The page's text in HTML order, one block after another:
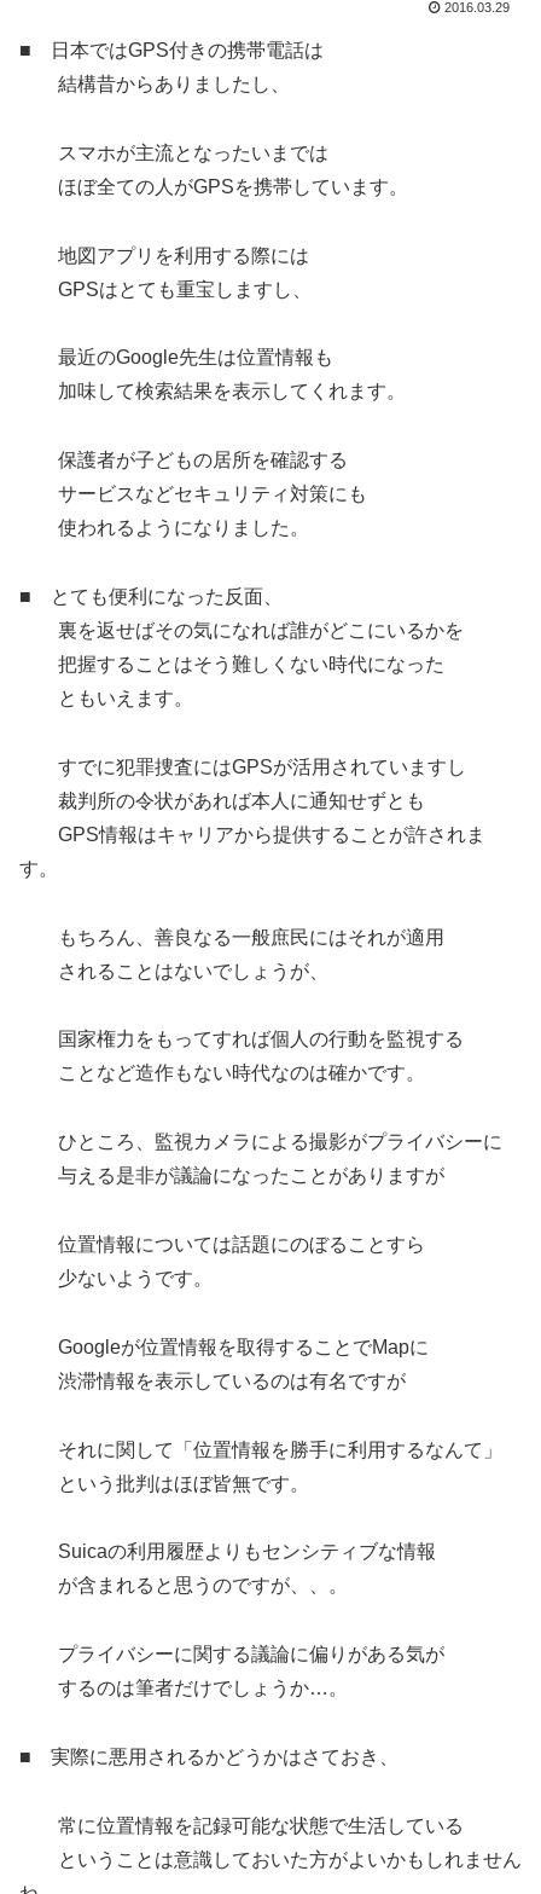
2016.03.29
■ 日本ではGPS付きの携帯電話は
結構昔からありましたし、
スマホが主流となったいまでは
ほぼ全ての人がGPSを携帯しています。
地図アプリを利用する際には
GPSはとても重宝しますし、
最近のGoogle先生は位置情報も
加味して検索結果を表示してくれます。
保護者が子どもの居所を確認する
サービスなどセキュリティ対策にも
使われるようになりました。
■ とても便利になった反面、
裏を返せばその気になれば誰がどこにいるかを
把握することはそう難しくない時代になった
ともいえます。
すでに犯罪捜査にはGPSが活用されていますし
裁判所の令状があれば本人に通知せずとも
GPS情報はキャリアから提供することが許されま
す。
もちろん、善良なる一般庶民にはそれが適用
されることはないでしょうが、
国家権力をもってすれば個人の行動を監視する
ことなど造作もない時代なのは確かです。
ひところ、監視カメラによる撮影がプライバシーに
与える是非が議論になったことがありますが
位置情報については話題にのぼることすら
少ないようです。
Googleが位置情報を取得することでMapに
渋滞情報を表示しているのは有名ですが
それに関して「位置情報を勝手に利用するなんて」
という批判はほぼ皆無です。
Suicaの利用履歴よりもセンシティブな情報
が含まれると思うのですが、、。
プライバシーに関する議論に偏りがある気が
するのは筆者だけでしょうか…。
■ 実際に悪用されるかどうかはさておき、
常に位置情報を記録可能な状態で生活している
ということは意識しておいた方がよいかもしれません